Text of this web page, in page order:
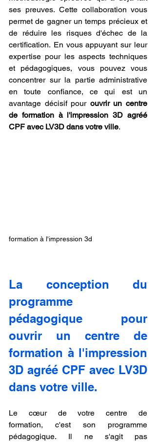
ses preuves. Cette collaboration vous
permet de gagner un temps précieux et
de réduire les risques d'échec de la
certification. En vous appuyant sur leur
expertise pour les aspects techniques
et pédagogiques, vous pouvez vous
concentrer sur la partie administrative
en toute confiance, ce qui est un
avantage décisif pour ouvrir un centre
de formation à l'impression 3D agréé
CPF avec LV3D dans votre ville.
formation à l'impression 3d
La conception du
programme
pédagogique pour
ouvrir un centre de
formation à l'impression
3D agréé CPF avec LV3D
dans votre ville.
Le cœur de votre centre de
formation, c'est son programme
pédagogique. Il ne s'agit pas